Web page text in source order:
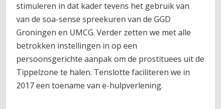
stimuleren in dat kader tevens het gebruik van
van de soa-sense spreekuren van de GGD
Groningen en UMCG. Verder zetten we met alle
betrokken instellingen in op een
persoonsgerichte aanpak om de prostituees uit de
Tippelzone te halen. Tenslotte faciliteren we in
2017 een toename van e-hulpverlening.